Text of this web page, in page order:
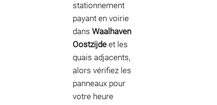
stationnement
payant en voirie
dans Waalhaven
Oostzijde et les
quais adjacents,
alors vérifiez les
panneaux pour
votre heure